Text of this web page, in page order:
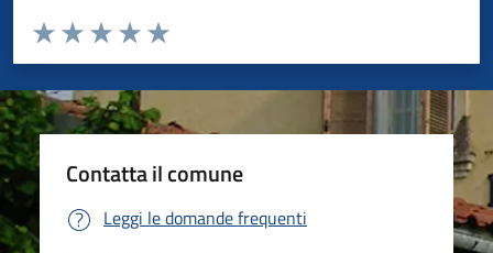
Valuta da 1 a 5 stelle la pagina
Valuta 5 stelle su 5
Valuta 4 stelle su 5
Valuta 3 stelle su 5
Valuta 2 stelle su 5
Valuta 1 stelle su 5
Contatta il comune
Leggi le domande frequenti